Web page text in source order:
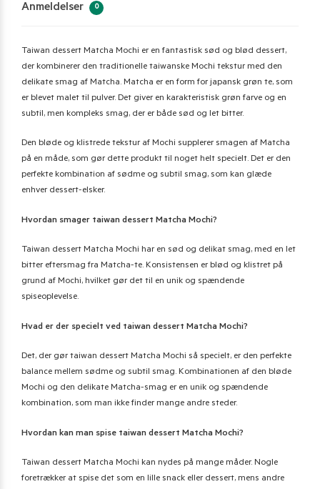
Anmeldelser 0
Taiwan dessert Matcha Mochi er en fantastisk sød og blød dessert,
der kombinerer den traditionelle taiwanske Mochi tekstur med den
delikate smag af Matcha. Matcha er en form for japansk grøn te, som
er blevet malet til pulver. Det giver en karakteristisk grøn farve og en
subtil, men kompleks smag, der er både sød og let bitter.
Den bløde og klistrede tekstur af Mochi supplerer smagen af Matcha
på en måde, som gør dette produkt til noget helt specielt. Det er den
perfekte kombination af sødme og subtil smag, som kan glæde
enhver dessert-elsker.
Hvordan smager taiwan dessert Matcha Mochi?
Taiwan dessert Matcha Mochi har en sød og delikat smag, med en let
bitter eftersmag fra Matcha-te. Konsistensen er blød og klistret på
grund af Mochi, hvilket gør det til en unik og spændende
spiseoplevelse.
Hvad er der specielt ved taiwan dessert Matcha Mochi?
Det, der gør taiwan dessert Matcha Mochi så specielt, er den perfekte
balance mellem sødme og subtil smag. Kombinationen af den bløde
Mochi og den delikate Matcha-smag er en unik og spændende
kombination, som man ikke finder mange andre steder.
Hvordan kan man spise taiwan dessert Matcha Mochi?
Taiwan dessert Matcha Mochi kan nydes på mange måder. Nogle
foretrækker at spise det som en lille snack eller dessert, mens andre